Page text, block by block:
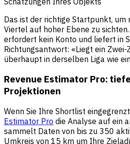
Das ist der richtige Startpunkt, um
Viertel auf hoher Ebene zu
erfordert kein Konto und liefert in
Richtungsantwort: «Liegt ein Zwei-
überhaupt in derselben Liga wie
Revenue Estimator Pro:
Projektionen
Wenn Sie Ihre Shortlist
Estimator Pro die Analyse auf ein
sammelt Daten von bis zu 350
Umkreis von 15 km um Ihre